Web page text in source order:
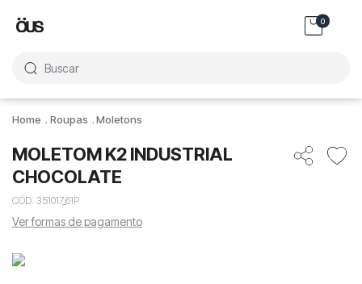
0
Roupas Moletons
MOLETOM K2 INDUSTRIAL
CHOCOLATE
CÓD: 351017_61P
Ver formas de pagamento